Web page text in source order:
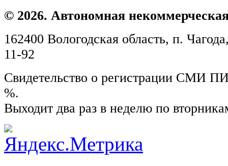
© 2026. Автономная
162400 Вологодская область, п.
11-92
Свидетельство о регистрации СМИ
%.
Выходит два раз в неделю по